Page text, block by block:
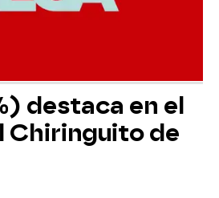
destaca en el
Chiringuito de